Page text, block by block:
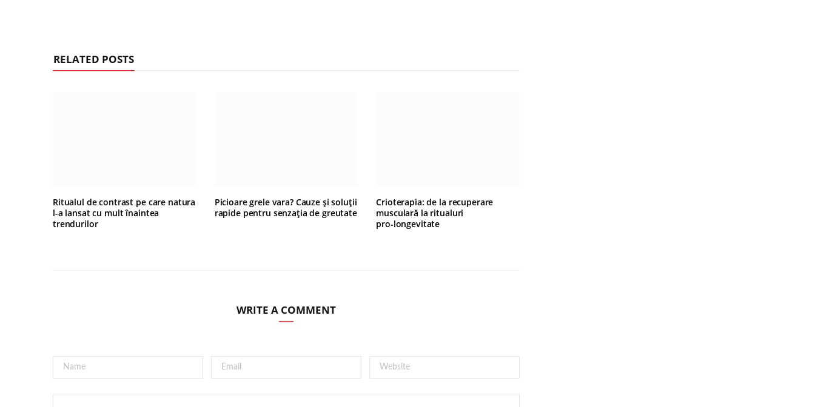
RELATED POSTS
Ritualul de contrast pe care natura
l-a lansat cu mult înaintea
trendurilor
Picioare grele vara? Cauze și soluții
rapide pentru senzația de greutate
Crioterapia: de la recuperare
musculară la ritualuri
pro‑longevitate
WRITE A COMMENT